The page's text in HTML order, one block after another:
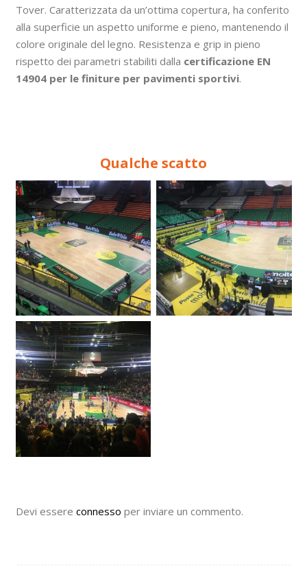
Tover. Caratterizzata da un’ottima copertura, ha conferito
alla superficie un aspetto uniforme e pieno, mantenendo il
colore originale del legno. Resistenza e grip in pieno
rispetto dei parametri stabiliti dalla certificazione EN
14904 per le finiture per pavimenti sportivi.
Qualche scatto
Devi essere connesso per inviare un commento.